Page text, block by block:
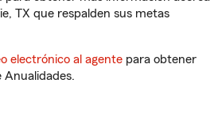
TX que respalden sus metas
electrónico al agente para obtener
Anualidades.